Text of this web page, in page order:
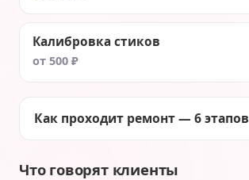
Калибровка стиков
от 500 ₽
Как проходит ремонт — 6 этапов
Что говорят клиенты